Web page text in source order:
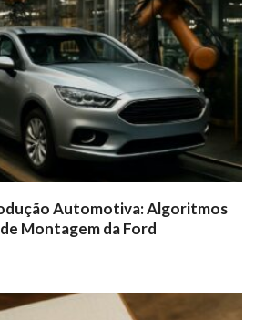
Automotiva: Algoritmos
Montagem da Ford